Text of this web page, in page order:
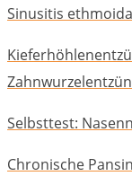
Sinusitis
Selbsttest:
Chronische